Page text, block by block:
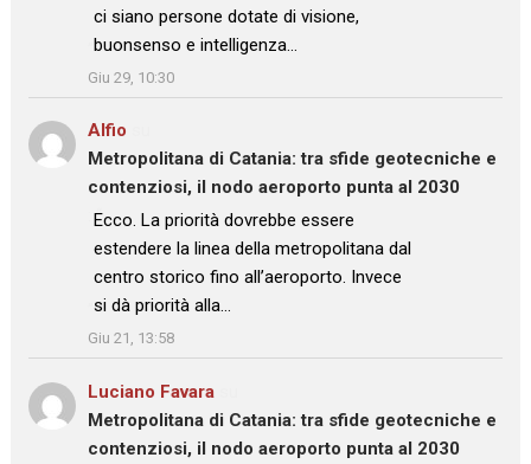
ci siano persone dotate di visione,
buonsenso e intelligenza…
”
Giu 29, 10:30
Alfio
Metropolitana di Catania: tra sfide geotecniche e
contenziosi, il nodo aeroporto punta al 2030
: “Ecco. La priorità dovrebbe essere
estendere la linea della metropolitana dal
centro storico fino all’aeroporto. Invece
si dà priorità alla…
”
Giu 21, 13:58
Luciano Favara
Metropolitana di Catania: tra sfide geotecniche e
contenziosi, il nodo aeroporto punta al 2030